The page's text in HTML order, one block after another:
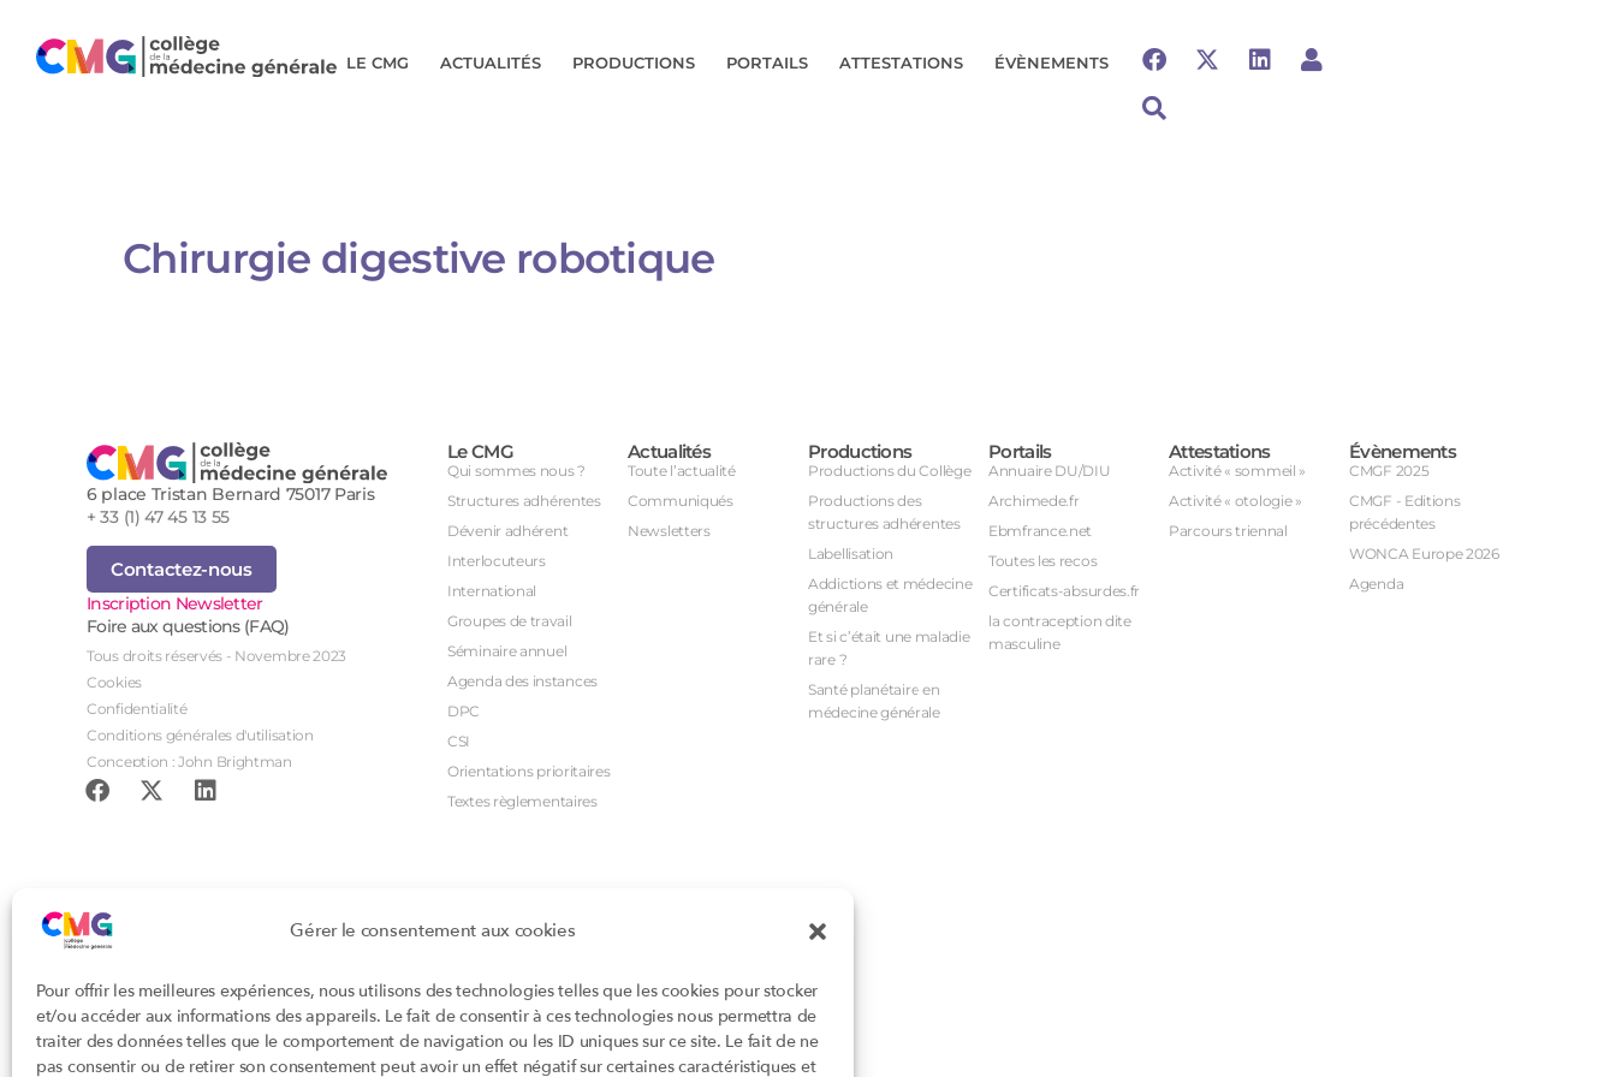
Gérer le consentement aux cookies
Pour offrir les meilleures expériences, nous utilisons des technologies telles que les cookies pour stocker
et/ou accéder aux informations des appareils. Le fait de consentir à ces technologies nous permettra de
traiter des données telles que le comportement de navigation ou les ID uniques sur ce site. Le fait de ne
pas consentir ou de retirer son consentement peut avoir un effet négatif sur certaines caractéristiques et
LE CMG ACTUALITÉS PRODUCTIONS PORTAILS ATTESTATIONS ÉVÈNEMENTS
Chirurgie digestive robotique
6 place Tristan Bernard 75017 Paris
+ 33 (1) 47 45 13 55
Contactez-nous
Inscription Newsletter
Foire aux questions (FAQ)
Tous droits réservés - Novembre 2023
Cookies
Confidentialité
Conditions générales d'utilisation
Conception : John Brightman
Le CMG
Qui sommes nous ?
Structures adhérentes
Dévenir adhérent
Interlocuteurs
International
Groupes de travail
Séminaire annuel
Agenda des instances
DPC
CSI
Orientations prioritaires
Textes règlementaires
Actualités
Toute l’actualité
Communiqués
Newsletters
Productions
Productions du Collège
Productions des
structures adhérentes
Labellisation
Addictions et médecine
générale
Et si c’était une maladie
rare ?
Santé planétaire en
médecine générale
Portails
Annuaire DU/DIU
Archimede.fr
Ebmfrance.net
Toutes les recos
Certificats-absurdes.fr
la contraception dite
masculine
Attestations
Activité « sommeil »
Activité « otologie »
Parcours triennal
Évènements
CMGF 2025
CMGF - Editions
précédentes
WONCA Europe 2026
Agenda